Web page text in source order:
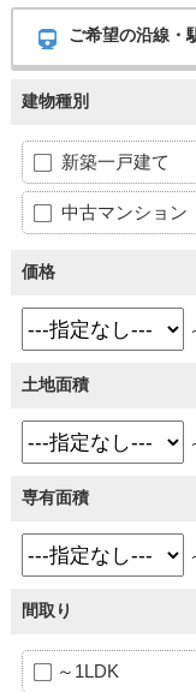
ご希望の沿線・
建物種別
新築一戸建て
中古マンション
価格
土地面積
専有面積
間取り
～1LDK